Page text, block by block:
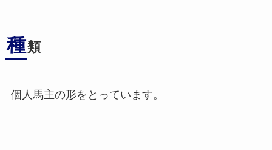
種類
個人馬主の形をとっています。